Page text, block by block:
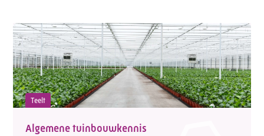
Teelt
Algemene tuinbouwkennis